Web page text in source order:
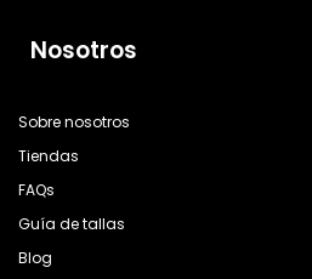
Nosotros
Sobre nosotros
Tiendas
FAQs
Guía de tallas
Blog